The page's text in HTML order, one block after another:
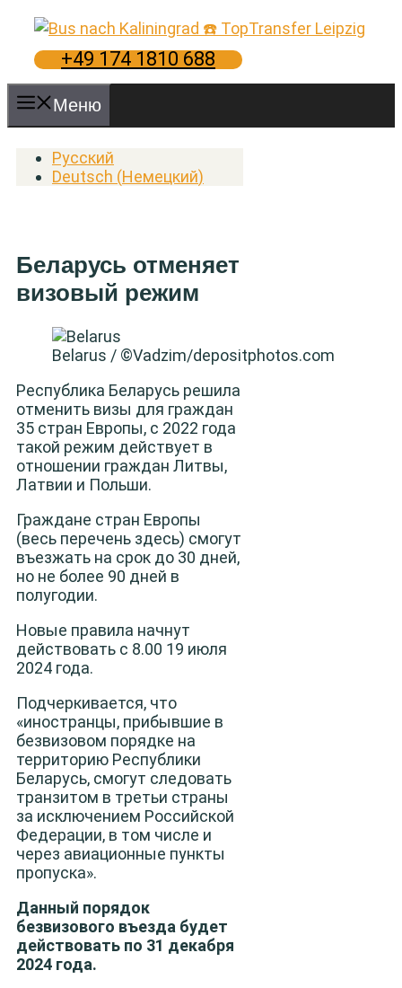
Перейти
содержимому
+49 174 1810 688
Меню
Русский
Deutsch (Немецкий)
Беларусь отменяет
визовый режим
Belarus / ©Vadzim/depositphotos.com
Республика Беларусь решила
отменить визы для граждан
35 стран Европы, с 2022 года
такой режим действует в
отношении граждан Литвы,
Латвии и Польши.
Граждане стран Европы
(весь перечень здесь) смогут
въезжать на срок до 30 дней,
но не более 90 дней в
полугодии.
Новые правила начнут
действовать с 8.00 19 июля
2024 года.
Подчеркивается, что
«иностранцы, прибывшие в
безвизовом порядке на
территорию Республики
Беларусь, смогут следовать
транзитом в третьи страны
за исключением Российской
Федерации, в том числе и
через авиационные пункты
пропуска».
Данный порядок
безвизового въезда будет
действовать по 31 декабря
2024 года.